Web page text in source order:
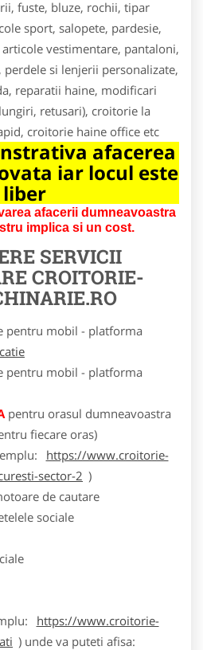
fuste, bluze, rochii, tipar
sport, salopete, pardesie,
vestimentare, pantaloni,
perdele si lenjerii personalizate,
reparatii haine, modificari
retusari), croitorie la
croitorie haine office etc
afacerea
iar locul este
liber
afacerii dumneavoastra
implica si un cost.
SERVICII
CROITORIE-
pentru mobil - platforma
pentru mobil - platforma
pentru orasul dumneavoastra
fiecare oras)
https://www.croitorie-
sector-2 )
de cautare
sociale
https://www.croitorie-
) unde va puteti afisa: